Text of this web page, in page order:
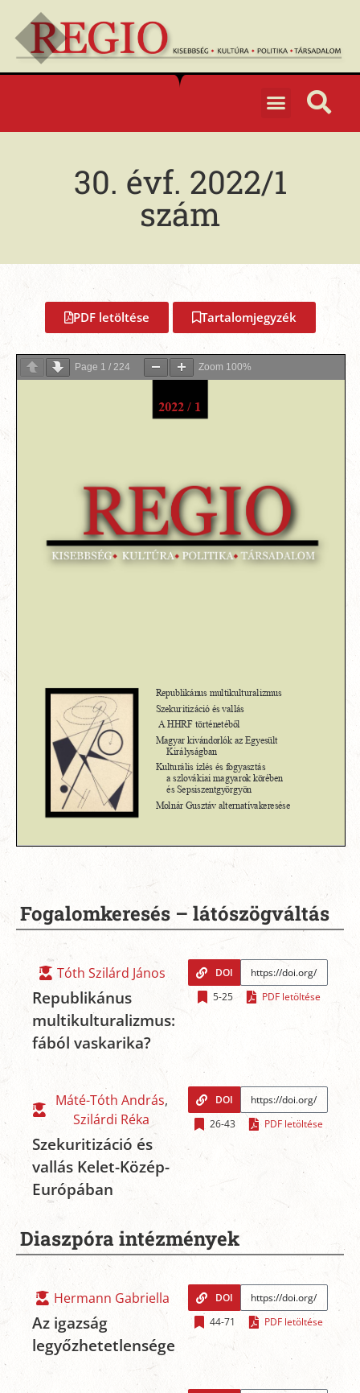
30. évf. 2022/1
szám
PDF letöltése Tartalomjegyzék
Page 1 / 224 Zoom 100%
Fogalomkeresés – látószögváltás
Tóth Szilárd János
Republikánus
multikulturalizmus:
fából vaskarika?
DOI
5-25
PDF letöltése
Máté-Tóth András,
Szilárdi Réka
Szekuritizáció és
vallás Kelet-Közép-
Európában
DOI
26-43
PDF letöltése
Diaszpóra intézmények
Hermann Gabriella
Az igazság
legyőzhetetlensége
DOI
44-71
PDF letöltése